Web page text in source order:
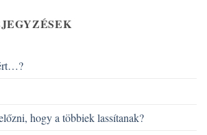
hogy a többiek lassítanak?